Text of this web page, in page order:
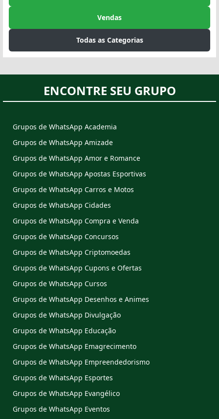
Vendas
Todas as Categorias
ENCONTRE SEU GRUPO
Grupos de WhatsApp Academia
Grupos de WhatsApp Amizade
Grupos de WhatsApp Amor e Romance
Grupos de WhatsApp Apostas Esportivas
Grupos de WhatsApp Carros e Motos
Grupos de WhatsApp Cidades
Grupos de WhatsApp Compra e Venda
Grupos de WhatsApp Concursos
Grupos de WhatsApp Criptomoedas
Grupos de WhatsApp Cupons e Ofertas
Grupos de WhatsApp Cursos
Grupos de WhatsApp Desenhos e Animes
Grupos de WhatsApp Divulgação
Grupos de WhatsApp Educação
Grupos de WhatsApp Emagrecimento
Grupos de WhatsApp Empreendedorismo
Grupos de WhatsApp Esportes
Grupos de WhatsApp Evangélico
Grupos de WhatsApp Eventos